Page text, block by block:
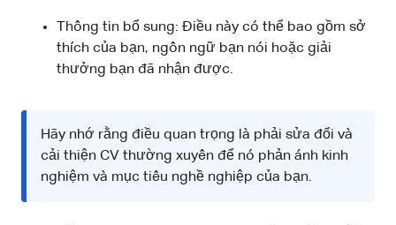
Thông tin bổ sung: Điều này có thể bao gồm sở
thích của bạn, ngôn ngữ bạn nói hoặc giải
thưởng bạn đã nhận được.
Hãy nhớ rằng điều quan trọng là phải sửa đổi và
cải thiện CV thường xuyên để nó phản ánh kinh
nghiệm và mục tiêu nghề nghiệp của bạn.